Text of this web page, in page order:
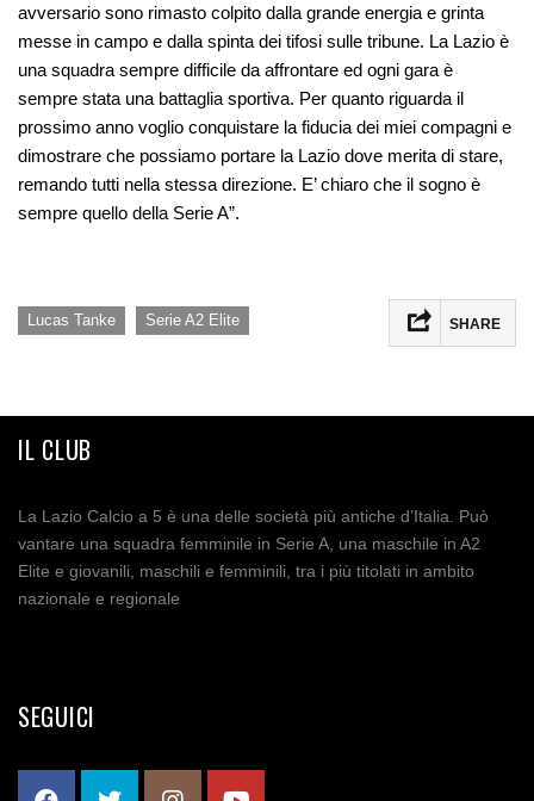
avversario sono rimasto colpito dalla grande energia e grinta
messe in campo e dalla spinta dei tifosi sulle tribune. La Lazio è
una squadra sempre difficile da affrontare ed ogni gara è
sempre stata una battaglia sportiva. Per quanto riguarda il
prossimo anno voglio conquistare la fiducia dei miei compagni e
dimostrare che possiamo portare la Lazio dove merita di stare,
remando tutti nella stessa direzione. E’ chiaro che il sogno è
sempre quello della Serie A”.
Lucas Tanke Serie A2 Elite SHARE
IL CLUB
La Lazio Calcio a 5 è una delle società più antiche d’Italia. Può
vantare una squadra femminile in Serie A, una maschile in A2
Elite e giovanili, maschili e femminili, tra i più titolati in ambito
nazionale e regionale
SEGUICI